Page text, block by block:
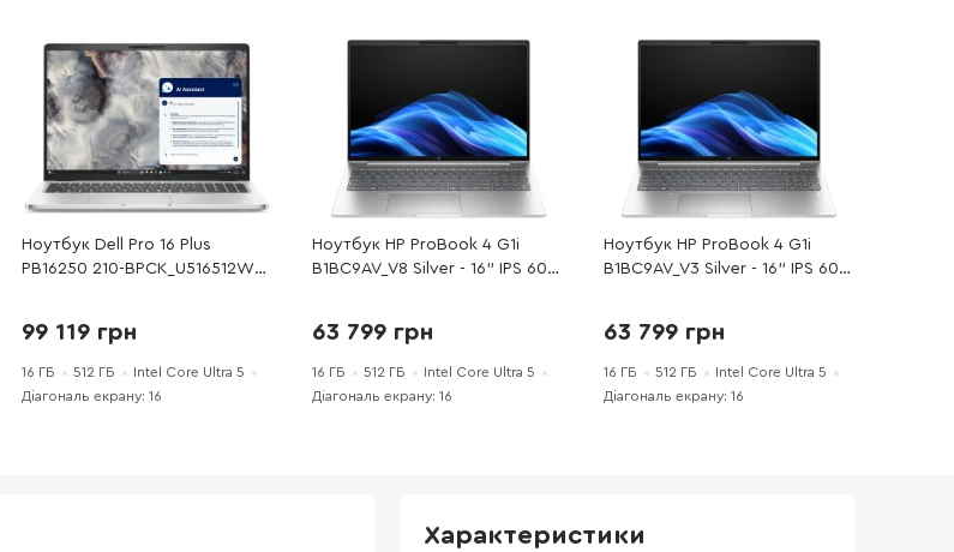
Ноутбук Dell Pro 16 Plus
PB16250 210-BPCK_U516512WP
ГБ / PCI-E SSD 512 ГБ / Intel
Graphics
99 119 грн
16 ГБ 512 ГБ
Intel Core Ultra 5
Діагональ екрану: 16
Ноутбук HP ProBook 4 G1i
B1BC9AV_V8 Silver - 16" IPS 60
/ GeForce RTX 3050
63 799 грн
16 ГБ 512 ГБ
Intel Core Ultra 5
Діагональ екрану: 16
Ноутбук HP ProBook 4 G1i
B1BC9AV_V3 Silver - 16" IPS 60
/ GeForce RTX 3050
63 799 грн
16 ГБ 512 ГБ
Intel Core Ultra 5
Діагональ екрану: 16
Характеристики